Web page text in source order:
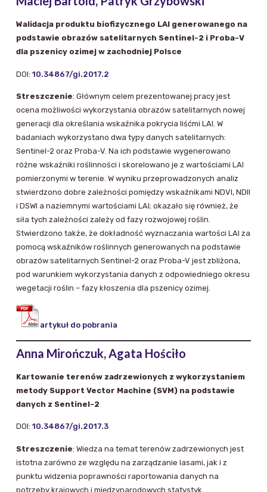
Walidacja produktu biofizycznego LAI generowanego na
podstawie obrazów satelitarnych Sentinel-2 i Proba-V
dla pszenicy ozimej w zachodniej Polsce
DOI: 10.34867/gi.2017.2
Streszczenie: Głównym celem prezentowanej pracy jest
ocena możliwości wykorzystania obrazów satelitarnych nowej
generacji dla określania wskaźnika pokrycia liśćmi LAI. W
badaniach wykorzystano dwa typy danych satelitarnych:
Sentinel-2 oraz Proba-V. Na ich podstawie wygenerowano
różne wskaźniki roślinności i skorelowano je z wartościami LAI
pomierzonymi w terenie. W wyniku przeprowadzonych analiz
stwierdzono dobre zależności pomiędzy wskaźnikami NDVI, NDII
i DSWI a naziemnymi wartościami LAI; okazało się również, że
siła tych zależności zależy od fazy rozwojowej roślin.
Stwierdzono także, że dokładność wyznaczania wartości LAI za
pomocą wskaźników roślinnych generowanych na podstawie
obrazów satelitarnych Sentinel-2 oraz Proba-V jest zbliżona,
pod warunkiem wykorzystania danych z odpowiedniego okresu
wegetacji roślin – fazy kłoszenia dla pszenicy ozimej.
artykuł do pobrania
Anna Mirończuk, Agata Hościło
Kartowanie terenów zadrzewionych z wykorzystaniem
metody Support Vector Machine (SVM) na podstawie
danych z Sentinel-2
DOI: 10.34867/gi.2017.3
Streszczenie: Wiedza na temat terenów zadrzewionych jest
istotna zarówno ze względu na zarządzanie lasami, jak i z
punktu widzenia poprawności raportowania danych na
potrzeby krajowych i międzynarodowych statystyk.